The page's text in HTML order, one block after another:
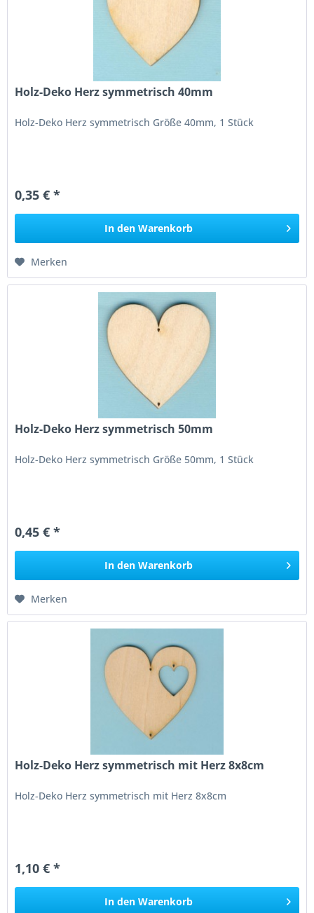
Holz-Deko Herz symmetrisch 40mm
Holz-Deko Herz symmetrisch Größe 40mm, 1 Stück
0,35 € *
In den Warenkorb
Merken
Holz-Deko Herz symmetrisch 50mm
Holz-Deko Herz symmetrisch Größe 50mm, 1 Stück
0,45 € *
In den Warenkorb
Merken
Holz-Deko Herz symmetrisch mit Herz 8x8cm
Holz-Deko Herz symmetrisch mit Herz 8x8cm
1,10 € *
In den Warenkorb